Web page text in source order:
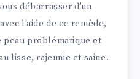
débarrasser d’un
l’aide de ce remède,
problématique et
lisse, rajeunie et saine.